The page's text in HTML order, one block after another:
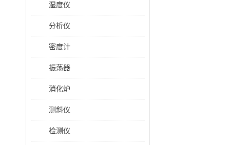
湿度仪
分析仪
密度计
振荡器
消化炉
测斜仪
检测仪